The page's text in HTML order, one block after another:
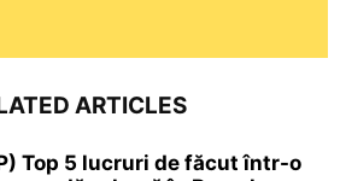
ARTICLES
Top 5 lucruri de făcut într-o